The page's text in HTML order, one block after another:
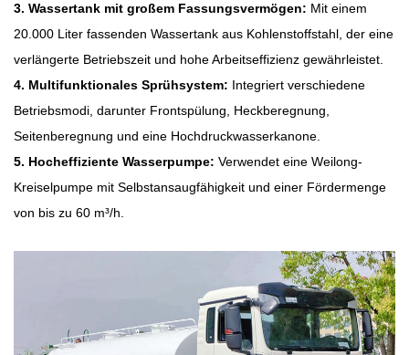
3. Wassertank mit großem Fassungsvermögen: Mit einem
20.000 Liter fassenden Wassertank aus Kohlenstoffstahl, der eine
verlängerte Betriebszeit und hohe Arbeitseffizienz gewährleistet.
4. Multifunktionales Sprühsystem: Integriert verschiedene
Betriebsmodi, darunter Frontspülung, Heckberegnung,
Seitenberegnung und eine Hochdruckwasserkanone.
5. Hocheffiziente Wasserpumpe: Verwendet eine Weilong-
Kreiselpumpe mit Selbstansaugfähigkeit und einer Fördermenge
von bis zu 60 m³/h.